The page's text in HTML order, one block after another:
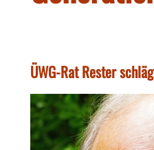
ÜWG-Rat Rester